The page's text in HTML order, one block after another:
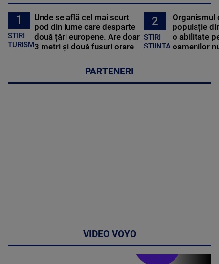
1
STIRI
TURISM
Unde se află cel mai scurt
pod din lume care desparte
două țări europene. Are doar
3 metri și două fusuri orare
2
STIRI
STIINTA
Organismul
populație
o abilitate
oamenilor
PARTENERI
VIDEO VOYO